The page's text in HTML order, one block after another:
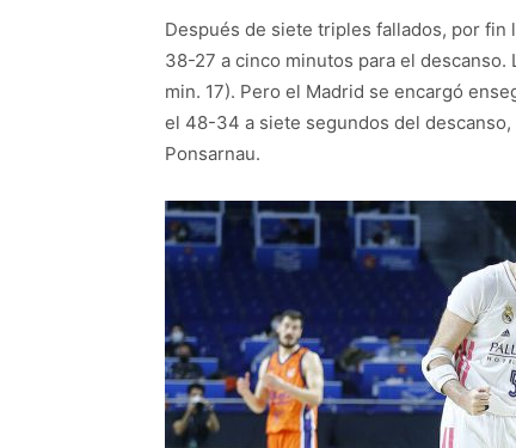
Después de siete triples fallados, por fin
38-27 a cinco minutos para el
min. 17). Pero el Madrid se encargó
el 48-34 a siete segundos del
Ponsarnau.